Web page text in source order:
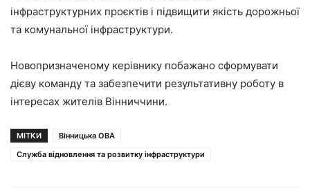
інфраструктурних проєктів і підвищити якість дорожньої
та комунальної інфраструктури.
Новопризначеному керівнику побажано сформувати
дієву команду та забезпечити результативну роботу в
інтересах жителів Вінниччини.
МІТКИ
Вінницька ОВА
Служба відновлення та розвитку інфраструктури